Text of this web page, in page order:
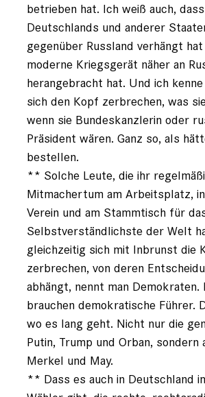
betrieben hat. Ich weiß auch,
Deutschlands und anderer
gegenüber Russland verhängt
moderne Kriegsgerät näher an
herangebracht hat. Und ich
sich den Kopf zerbrechen, was
wenn sie Bundeskanzlerin oder
Präsident wären. Ganz so, als
bestellen.
** Solche Leute, die ihr
Mitmachertum am Arbeitsplatz,
Verein und am Stammtisch für
Selbstverständlichste der Welt
gleichzeitig sich mit Inbrunst die
zerbrechen, von deren
abhängt, nennt man Demokraten.
brauchen demokratische Führer.
wo es lang geht. Nicht nur die
Putin, Trump und Orban, sondern
Merkel und May.
** Dass es auch in Deutschland